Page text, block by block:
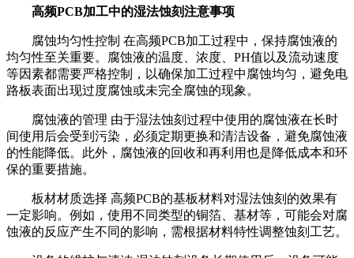
高频PCB加工中的湿法蚀刻注意事项
腐蚀均匀性控制 在高频PCB加工过程中，保持腐蚀液的
均匀性至关重要。腐蚀液的温度、浓度、PH值以及流动速度
等因素都需要严格控制，以确保加工过程中腐蚀均匀，避免电
路板表面出现过度腐蚀或未完全腐蚀的现象。
腐蚀液的管理 由于湿法蚀刻过程中使用的腐蚀液在长时
间使用后会受到污染，必须定期更换和清洁设备，避免腐蚀液
的性能降低。此外，腐蚀液的回收和再利用也是降低成本和环
保的重要措施。
板材材质选择 高频PCB的基板材料对湿法蚀刻的效果有
一定影响。例如，使用不同类型的铜箔、基材等，可能会对腐
蚀液的反应产生不同的影响，需根据材料特性调整蚀刻工艺。